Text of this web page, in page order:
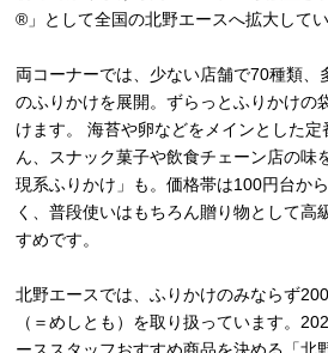
®」として全国の北野エースへ拡大してい
両コーナーでは、少ない店舗で70種類、
のふりかけを展開。ずらっとふりかけの
けます。 海苔や卵などをメインとした定
ん、スナック菓子や飲食チェーン店の味
現系ふりかけ」も。価格帯は100円台か
く、普段使いはもちろん贈り物として高
すめです。
北野エースでは、ふりかけのみならず
（＝めしとも）を取り扱っています。
ーススタッフおすすめ商品を決める「北